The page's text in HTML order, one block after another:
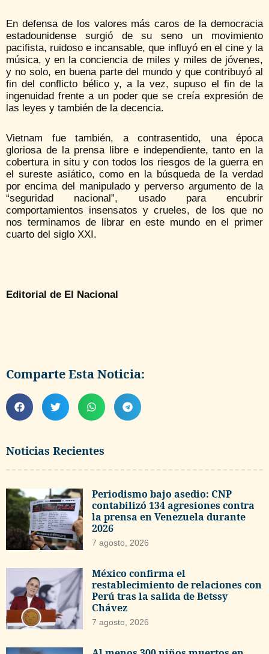
Noticias Recientes
Periodismo bajo asedio: CNP
contabilizó 134 agresiones contra
la prensa en Venezuela durante
2026
7 agosto, 2026
México confirma el
restablecimiento de relaciones con
Perú tras la salida de Betssy
Chávez
7 agosto, 2026
En defensa de los valores más caros de la democracia
estadounidense surgió de su seno un movimiento
pacifista, ruidoso e incansable, que influyó en el cine y la
música, y en la conciencia de miles y miles de jóvenes,
y no solo, en buena parte del mundo y que contribuyó al
fin del conflicto bélico y, a la vez, supuso el fin de la
ingenuidad frente a un poder que se creía expresión de
las leyes y también de la decencia.
Vietnam fue también, a contrasentido, una época
gloriosa de la prensa libre e independiente, tanto en la
cobertura in situ y con todos los riesgos de la guerra en
el sureste asiático, como en la búsqueda de la verdad
por encima del manipulado y perverso argumento de la
“seguridad nacional”, usado para encubrir
comportamientos insensatos y crueles, de los que no
nos terminamos de librar en este mundo en el primer
cuarto del siglo XXI.
Editorial de El Nacional
Comparte Esta Noticia: